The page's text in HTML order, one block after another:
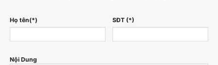
Họ tên(*) SĐT (*)
Nội Dung